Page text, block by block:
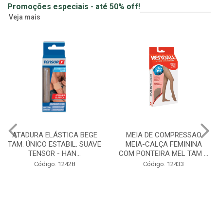
Promoções especiais - até 50% off!
Veja mais
MEIA DE COMPRESSAO
MEIA-CALÇA FEMININA
COM PONTEIRA MEL TAM ...
Código: 12433
GUMMY CREATINA SABOR
MORANGO GOMAS 90UN
ZERO ACUCAR CABELO, ...
Creatina Gummy em gomas